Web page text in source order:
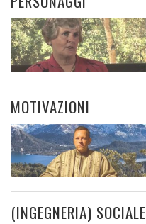
MOTIVAZIONI
(INGEGNERIA) SOCIALE